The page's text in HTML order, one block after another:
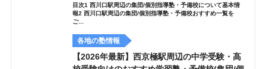
目次1 西川口駅周辺の集団/個別指導塾・予備校について基本情
報2 西川口駅周辺の集団/個別指導塾・予備校おすすめ一覧を
ご...
各地の塾情報
【2026年最新】西京極駅周辺の中学受験・高